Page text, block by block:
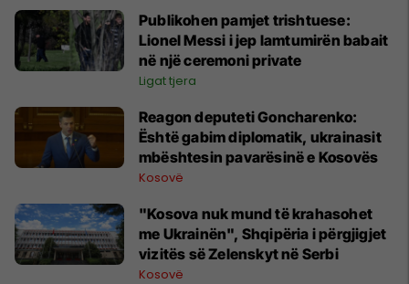
Publikohen pamjet trishtuese:
Lionel Messi i jep lamtumirën babait
në një ceremoni private
Ligat tjera
Reagon deputeti Goncharenko:
Është gabim diplomatik, ukrainasit
mbështesin pavarësinë e Kosovës
Kosovë
"Kosova nuk mund të krahasohet
me Ukrainën", Shqipëria i përgjigjet
vizitës së Zelenskyt në Serbi
Kosovë